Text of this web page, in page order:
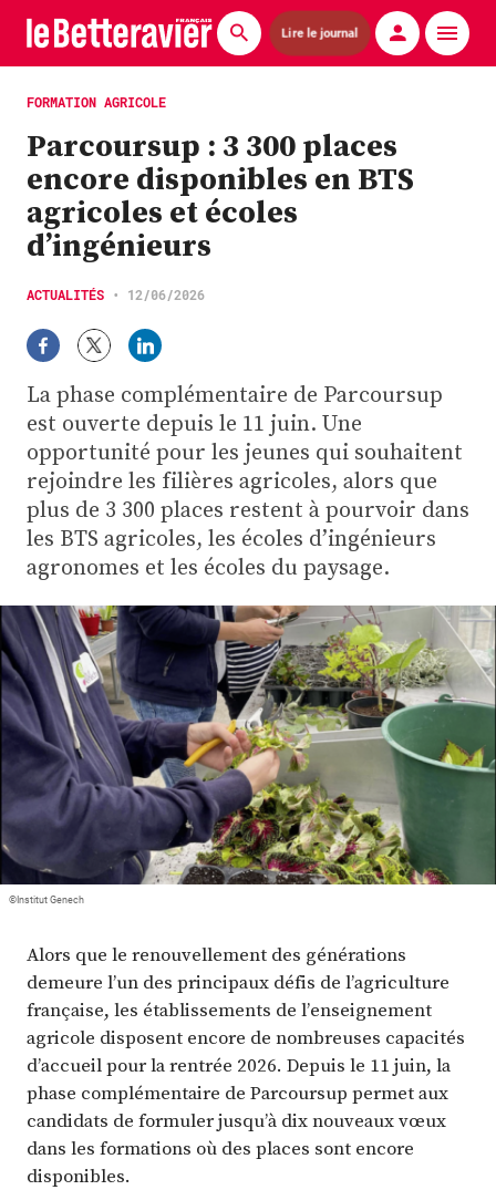
Lire le journal
Actualités
Économie
Agronomie
Matériels
La technique ITB
Pommes de terre
Guides pratiques
Chasse
Plus
Abonnez-vous
FORMATION AGRICOLE
Parcoursup : 3 300 places
encore disponibles en BTS
agricoles et écoles
d’ingénieurs
ACTUALITÉS • 12/06/2026
La phase complémentaire de Parcoursup
est ouverte depuis le 11 juin. Une
opportunité pour les jeunes qui souhaitent
rejoindre les filières agricoles, alors que
plus de 3 300 places restent à pourvoir dans
les BTS agricoles, les écoles d’ingénieurs
agronomes et les écoles du paysage.
©Institut Genech
Alors que le renouvellement des générations
demeure l’un des principaux défis de l’agriculture
française, les établissements de l’enseignement
agricole disposent encore de nombreuses capacités
d’accueil pour la rentrée 2026. Depuis le 11 juin, la
phase complémentaire de Parcoursup permet aux
candidats de formuler jusqu’à dix nouveaux vœux
dans les formations où des places sont encore
disponibles.